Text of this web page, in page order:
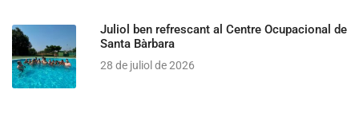
Juliol ben refrescant al Centre Ocupacional de
Santa Bàrbara
28 de juliol de 2026